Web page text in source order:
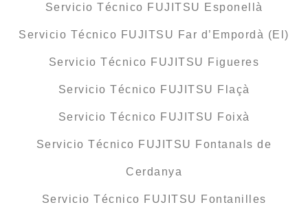
Servicio Técnico FUJITSU Esponellà
Servicio Técnico FUJITSU Far d’Empordà (El)
Servicio Técnico FUJITSU Figueres
Servicio Técnico FUJITSU Flaçà
Servicio Técnico FUJITSU Foixà
Servicio Técnico FUJITSU Fontanals de
Cerdanya
Servicio Técnico FUJITSU Fontanilles